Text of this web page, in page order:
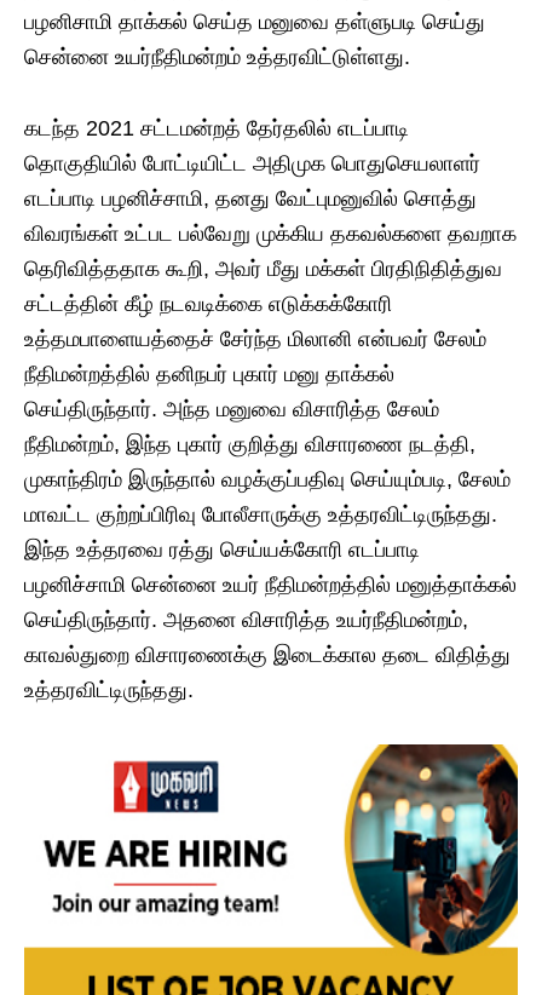
பழனிசாமி தாக்கல் செய்த மனுவை தள்ளுபடி செய்து
சென்னை உயர்நீதிமன்றம் உத்தரவிட்டுள்ளது.
கடந்த 2021 சட்டமன்றத் தேர்தலில் எடப்பாடி
தொகுதியில் போட்டியிட்ட அதிமுக பொதுசெயலாளர்
எடப்பாடி பழனிச்சாமி, தனது வேட்புமனுவில் சொத்து
விவரங்கள் உட்பட பல்வேறு முக்கிய தகவல்களை தவறாக
தெரிவித்ததாக கூறி, அவர் மீது மக்கள் பிரதிநிதித்துவ
சட்டத்தின் கீழ் நடவடிக்கை எடுக்கக்கோரி
உத்தமபாளையத்தைச் சேர்ந்த மிலானி என்பவர் சேலம்
நீதிமன்றத்தில் தனிநபர் புகார் மனு தாக்கல்
செய்திருந்தார். அந்த மனுவை விசாரித்த சேலம்
நீதிமன்றம், இந்த புகார் குறித்து விசாரணை நடத்தி,
முகாந்திரம் இருந்தால் வழக்குப்பதிவு செய்யும்படி, சேலம்
மாவட்ட குற்றப்பிரிவு போலீசாருக்கு உத்தரவிட்டிருந்தது.
இந்த உத்தரவை ரத்து செய்யக்கோரி எடப்பாடி
பழனிச்சாமி சென்னை உயர் நீதிமன்றத்தில் மனுத்தாக்கல்
செய்திருந்தார். அதனை விசாரித்த உயர்நீதிமன்றம்,
காவல்துறை விசாரணைக்கு இடைக்கால தடை விதித்து
உத்தரவிட்டிருந்தது.